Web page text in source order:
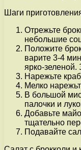
Шаги
Отрежьте
небольшие
Положите
варите 3-4
ярко-зеленой.
Нарежьте
Мелко
В большой
палочки и
Добавьте
тщательно
Подавайте